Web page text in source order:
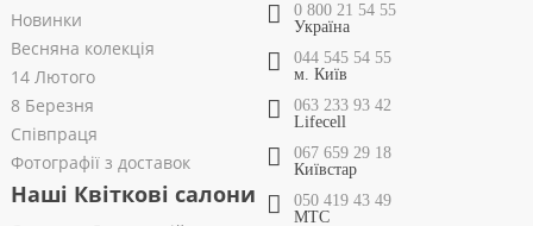
Новинки
Весняна колекція
14 Лютого
8 Березня
Співпраця
Фотографії з доставок
Наші Квіткові салони
0 800 21 54 55
Україна
044 545 54 55
м. Київ
063 233 93 42
Lifecell
067 659 29 18
Київстар
050 419 43 49
МТС